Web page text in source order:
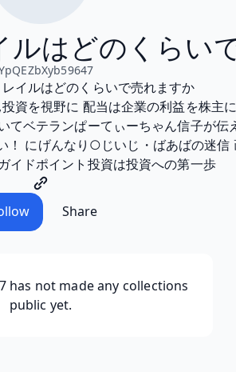
はどのくらい
イルはどのくらいで売れますか
資を視野に 配当は企業の利益を株主
ベテランぱーてぃーちゃん信子が伝
にげんなり○じいじ・ばあばの迷信
イドポイント投資は投資への第一歩
Share
has not made any collections
public yet.